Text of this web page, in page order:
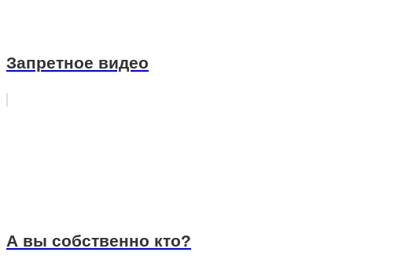
Запретное видео
А вы собственно кто?